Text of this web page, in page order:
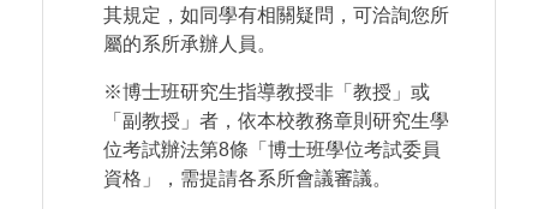
其規定，如同學有相關疑問，可洽詢您所
屬的系所承辦人員。
※博士班研究生指導教授非「教授」或
「副教授」者，依本校教務章則研究生學
位考試辦法第8條「博士班學位考試委員
資格」，需提請各系所會議審議。